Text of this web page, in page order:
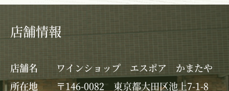
店舗情報
店舗名
ワインショップ エスポア かまたや
所在地
〒146-0082 東京都大田区池上7-1-8